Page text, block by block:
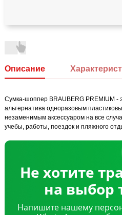
Описание
Сумка-шоппер BRAUBERG PREMIUM -
альтернатива одноразовым
незаменимым аксессуаром на все
учебы, работы, поездок и пляжного
Не хотите
на выбор
Напишите нашему